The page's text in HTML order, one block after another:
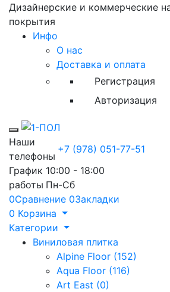
Дизайнерские и коммерческие
покрытия
Инфо
О нас
Доставка и оплата
Регистрация
Авторизация
Toggle mobile menu
Наши
телефоны
+7 (978) 051-77-51
График
работы
10:00 - 18:00
Пн-Сб
0Сравнение 0Закладки
0 Корзина
Категории
Виниловая плитка
Alpine Floor (152)
Aqua Floor (116)
Art East (0)